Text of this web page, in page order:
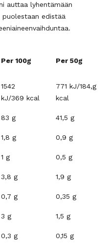
auttaa lyhentämään
puolestaan edistää
Per 100g Per 50g
1542
kJ/369 kcal
771 kJ/184,g
kcal
83 g 41,5 g
1,8 g 0,9 g
1 g 0,5 g
3,8 g 1,9 g
0,7 g 0,35 g
3 g 1,5 g
0,3 g 0,15 g